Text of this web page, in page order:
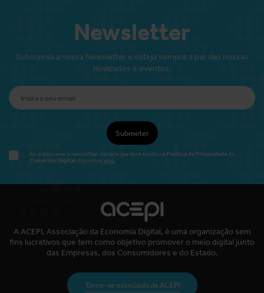
Newsletter
Subscreva a nossa Newsletter e esteja sempre a par das nossas
novidades e eventos.
Submeter
Ao subscrever a newsletter declara que leu e aceitou a Política de Privacidadedo
Comércio Digital disponível aqui.
A ACEPI, Associação da Economia Digital, é uma organização sem
fins lucrativos que tem como objetivo promover o meio digital junto
das Empresas, dos Consumidores e do Estado.
Torne-se associado da ACEPI